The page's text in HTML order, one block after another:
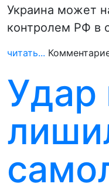
Украина может
контролем РФ в
читать...
Удар